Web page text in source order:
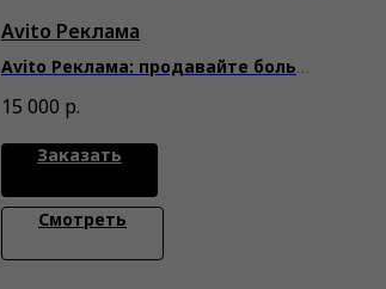
Avito Реклама
Avito Реклама: продавайте больше
15 000 р.
Заказать
Смотреть